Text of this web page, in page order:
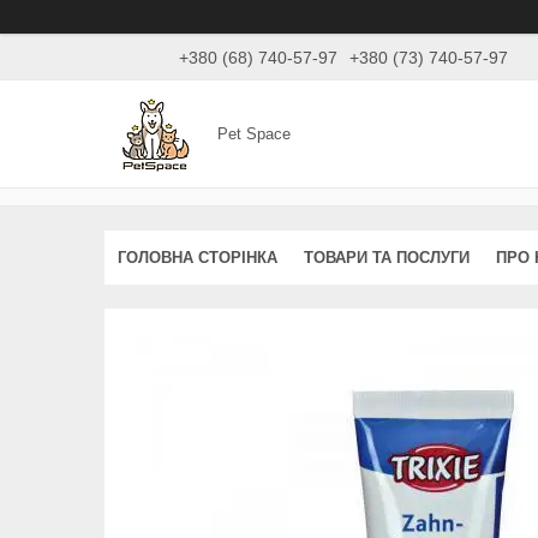
+380 (68) 740-57-97 +380 (73) 740-57-97
Pet Space
ГОЛОВНА СТОРІНКА ТОВАРИ ТА ПОСЛУГИ ПРО